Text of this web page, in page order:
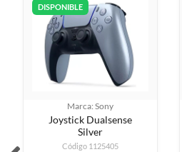
DISPONIBLE
Marca: Sony
Joystick Dualsense
Silver
Código 1125405